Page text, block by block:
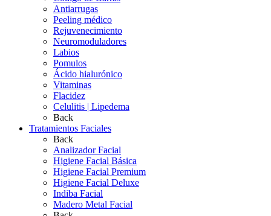
Antiarrugas
Peeling médico
Rejuvenecimiento
Neuromoduladores
Labios
Pomulos
Ácido hialurónico
Vitaminas
Flacidez
Celulitis | Lipedema
Back
Tratamientos Faciales
Back
Analizador Facial
Higiene Facial Básica
Higiene Facial Premium
Higiene Facial Deluxe
Indiba Facial
Madero Metal Facial